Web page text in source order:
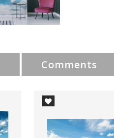
Comments